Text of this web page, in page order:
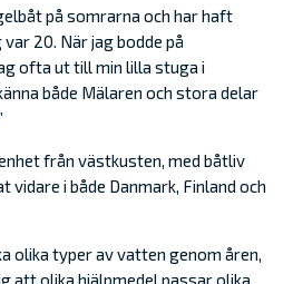
på somrarna och har haft
20. När jag bodde på
ofta ut till min lilla stuga i
både Mälaren och stora delar
från västkusten, med båtliv
vidare i både Danmark, Finland och
olika typer av vatten genom åren,
att olika hjälpmedel passar olika